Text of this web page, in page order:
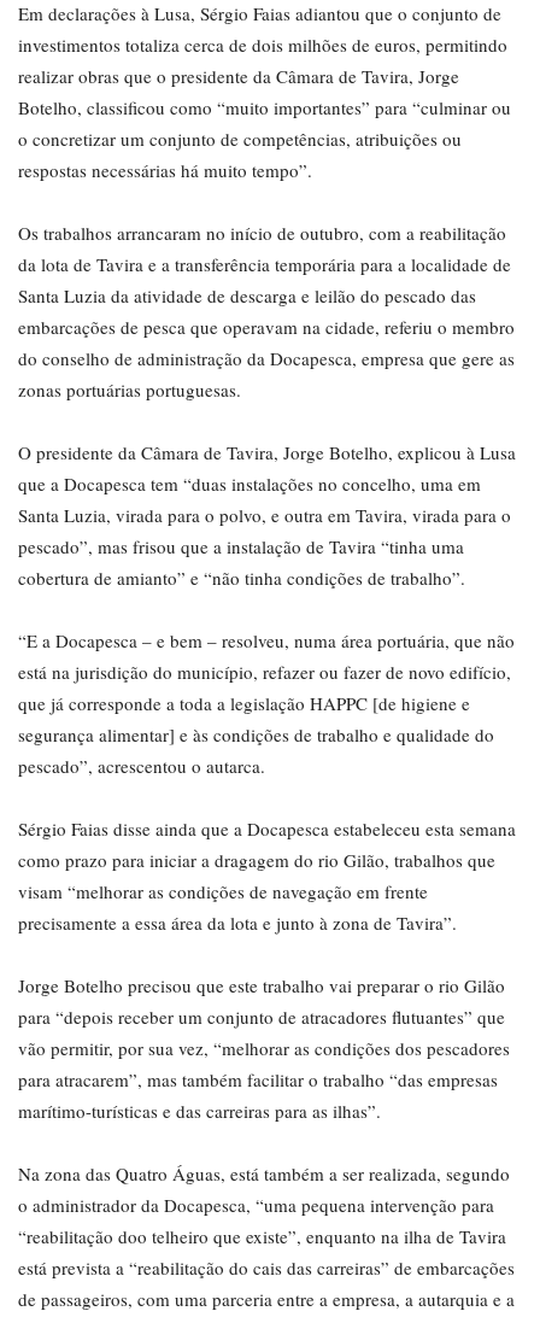
Em declarações à Lusa, Sérgio Faias adiantou que o conjunto de
investimentos totaliza cerca de dois milhões de euros, permitindo
realizar obras que o presidente da Câmara de Tavira, Jorge
Botelho, classificou como “muito importantes” para “culminar ou
o concretizar um conjunto de competências, atribuições ou
respostas necessárias há muito tempo”.
Os trabalhos arrancaram no início de outubro, com a reabilitação
da lota de Tavira e a transferência temporária para a localidade de
Santa Luzia da atividade de descarga e leilão do pescado das
embarcações de pesca que operavam na cidade, referiu o membro
do conselho de administração da Docapesca, empresa que gere as
zonas portuárias portuguesas.
O presidente da Câmara de Tavira, Jorge Botelho, explicou à Lusa
que a Docapesca tem “duas instalações no concelho, uma em
Santa Luzia, virada para o polvo, e outra em Tavira, virada para o
pescado”, mas frisou que a instalação de Tavira “tinha uma
cobertura de amianto” e “não tinha condições de trabalho”.
“E a Docapesca – e bem – resolveu, numa área portuária, que não
está na jurisdição do município, refazer ou fazer de novo edifício,
que já corresponde a toda a legislação HAPPC [de higiene e
segurança alimentar] e às condições de trabalho e qualidade do
pescado”, acrescentou o autarca.
Sérgio Faias disse ainda que a Docapesca estabeleceu esta semana
como prazo para iniciar a dragagem do rio Gilão, trabalhos que
visam “melhorar as condições de navegação em frente
precisamente a essa área da lota e junto à zona de Tavira”.
Jorge Botelho precisou que este trabalho vai preparar o rio Gilão
para “depois receber um conjunto de atracadores flutuantes” que
vão permitir, por sua vez, “melhorar as condições dos pescadores
para atracarem”, mas também facilitar o trabalho “das empresas
marítimo-turísticas e das carreiras para as ilhas”.
Na zona das Quatro Águas, está também a ser realizada, segundo
o administrador da Docapesca, “uma pequena intervenção para
“reabilitação doo telheiro que existe”, enquanto na ilha de Tavira
está prevista a “reabilitação do cais das carreiras” de embarcações
de passageiros, com uma parceria entre a empresa, a autarquia e a